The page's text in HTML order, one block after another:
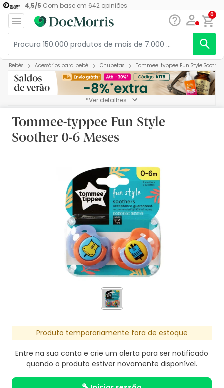
4,5/5 Com base em 642opiniões
0
Bebés Acessórios para bebé Chupetas Tommee-typpee Fun Style Soother
*Ver detalhes
Tommee-typpee Fun Style
Soother 0-6 Meses
Produto temporariamente fora de estoque
Entre na sua conta e crie um alerta para ser notificado
quando o produto estiver novamente disponível.